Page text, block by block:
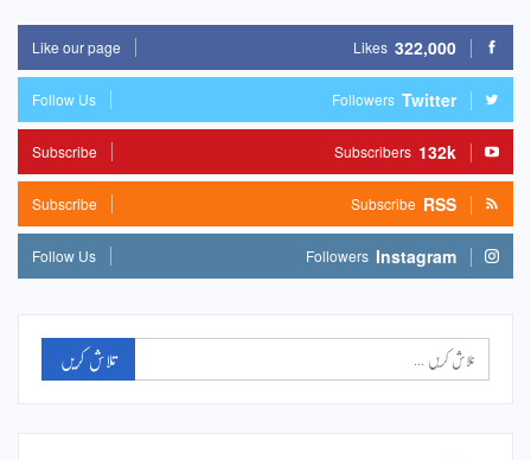
322,000
Likes
Like our page
Twitter
Followers
Follow Us
132k
Subscribers
Subscribe
RSS
Subscribe
Subscribe
Instagram
Followers
Follow Us